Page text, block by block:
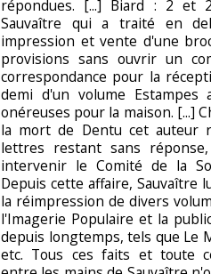
répondues. [...] Biard : 2 et
Sauvaître qui a traité en
impression et vente d'une
provisions sans ouvrir un
correspondance pour la
demi d'un volume Estampes
onéreuses pour la maison. [...]
la mort de Dentu cet auteur
lettres restant sans
intervenir le Comité de la
Depuis cette affaire,
la réimpression de divers
l'Imagerie Populaire et la
depuis longtemps, tels que Le
etc. Tous ces faits et toute